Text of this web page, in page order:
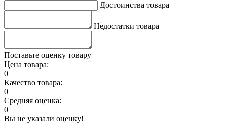
Достоинства товара
Недостатки товара
Поставьте оценку товару
Цена товара:
0
Качество товара:
0
Средняя оценка:
0
Вы не указали оценку!